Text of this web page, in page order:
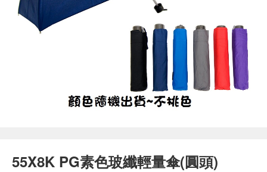
55X8K PG素色玻纖輕量傘(圓頭)